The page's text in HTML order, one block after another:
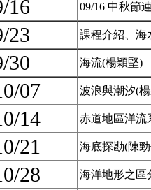
16 09/16 中秋節
23 課程介紹、
30 海流(楊穎堅)
07 波浪與潮汐(
14 赤道地區洋
21 海底探勘(陳
28 海洋地形之